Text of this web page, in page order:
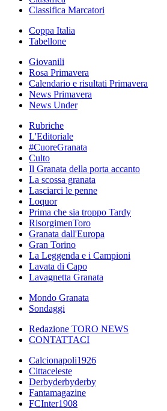
Classifica Marcatori
Coppa Italia
Tabellone
Giovanili
Rosa Primavera
Calendario e risultati Primavera
News Primavera
News Under
Rubriche
L'Editoriale
#CuoreGranata
Culto
Il Granata della porta accanto
La scossa granata
Lasciarci le penne
Loquor
Prima che sia troppo Tardy
RisorgimenToro
Granata dall'Europa
Gran Torino
La Leggenda e i Campioni
Lavata di Capo
Lavagnetta Granata
Mondo Granata
Sondaggi
Redazione TORO NEWS
CONTATTACI
Calcionapoli1926
Cittaceleste
Derbyderbyderby
Fantamagazine
FCInter1908